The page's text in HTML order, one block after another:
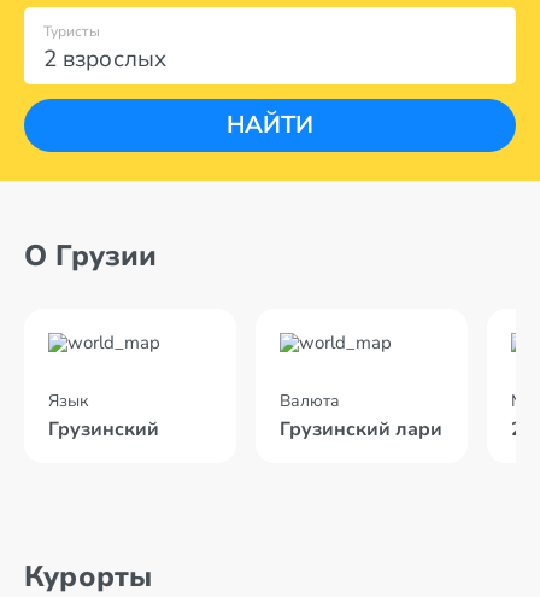
2 взрослых
Туристы
НАЙТИ
О Грузии
Язык
Грузинский
Валюта
Грузинский лари
Курорты